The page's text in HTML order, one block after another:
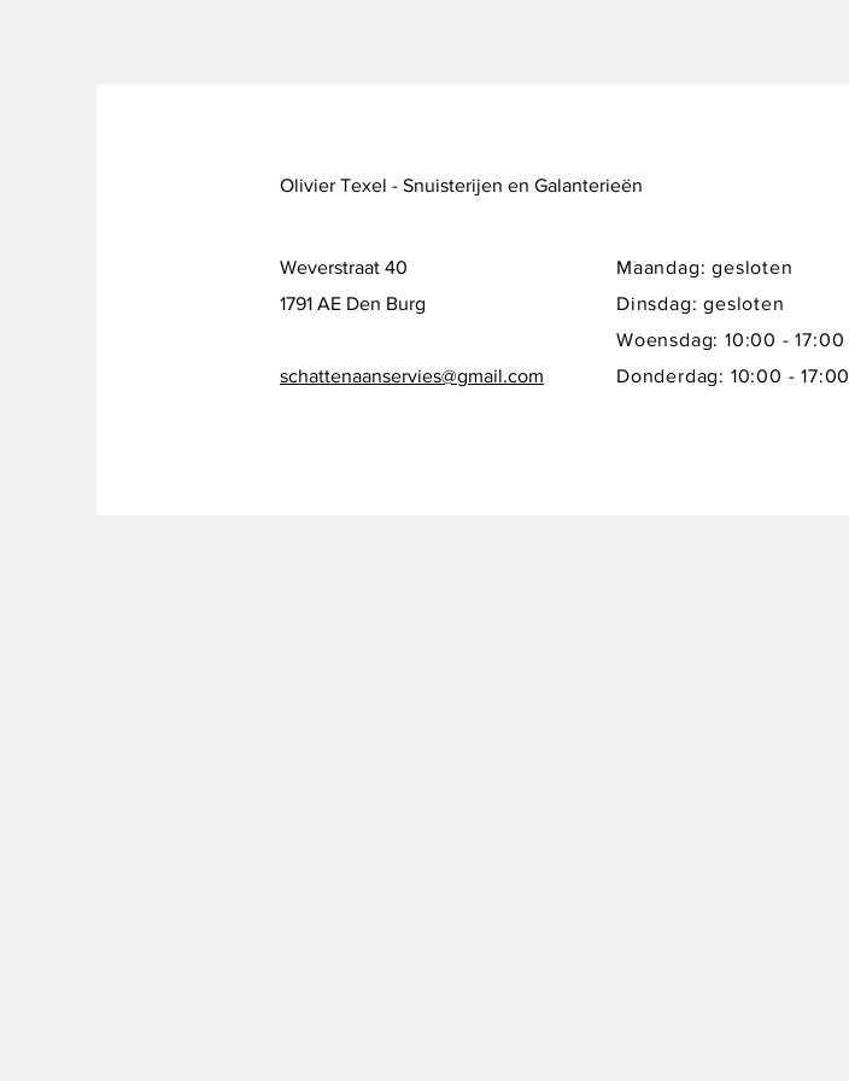
Olivier Texel - Snuisterijen en Galanterieën
Weverstraat 40
1791 AE Den Burg
schattenaanservies@gmail.com
Maandag: gesloten
Dinsdag: gesloten
Woensdag: 10:00 - 17:00
Donderdag: 10:00 - 17:00